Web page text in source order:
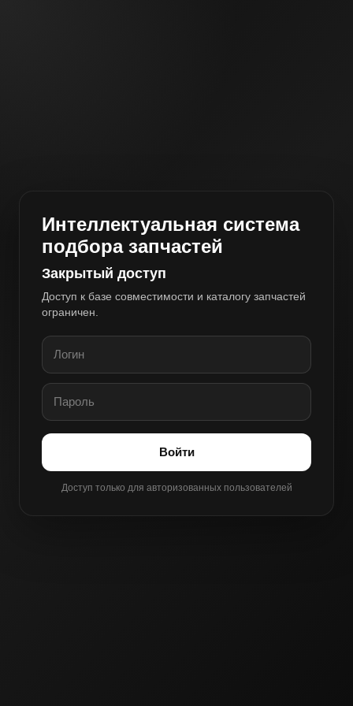
Интеллектуальная система
подбора запчастей
Закрытый доступ
Доступ к базе совместимости и каталогу запчастей
ограничен.
Войти
Доступ только для авторизованных пользователей